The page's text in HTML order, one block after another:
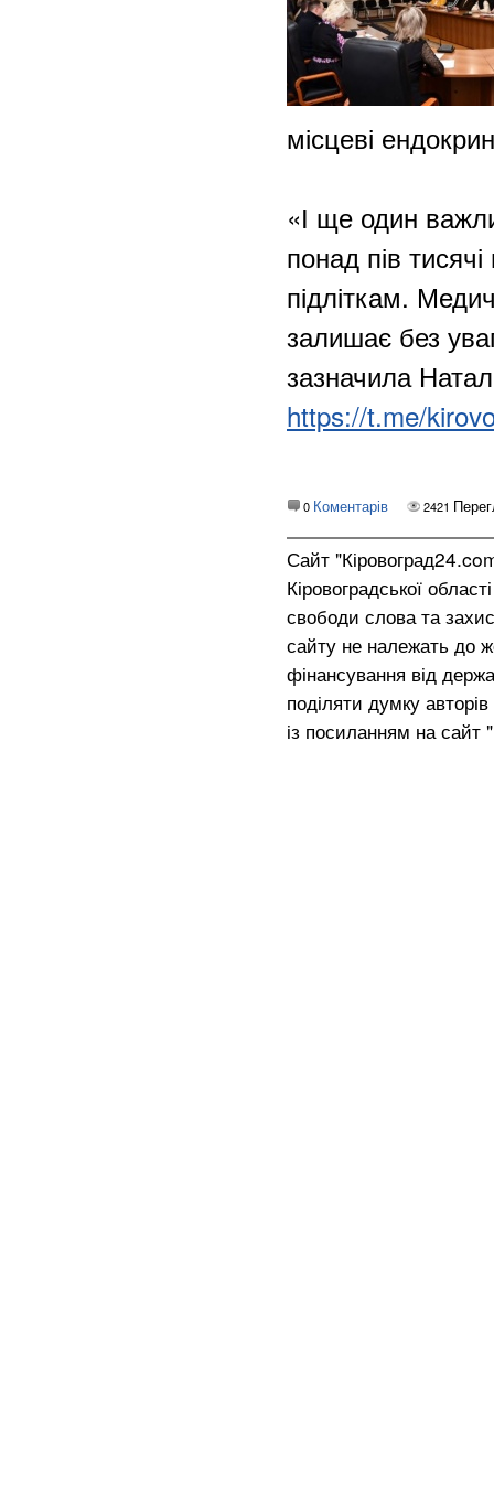
місцеві
«І ще один
понад пів
підліткам.
залишає без
зазначила
https://t.me/
0 Коментарів 2421
Сайт
Кіровоградської
свободи слова та
сайту не належать до
фінансування від
поділяти думку
із посиланням на сайт